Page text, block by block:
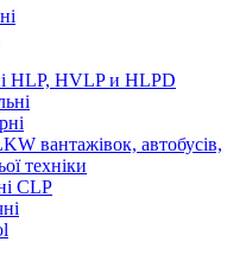
HLP, HVLP и HLPD
вантажівок, автобусів,
техніки
CLP